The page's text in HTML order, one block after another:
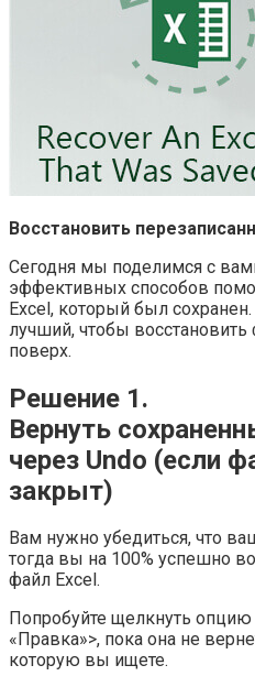
Восстановить
Сегодня мы поделимся с
эффективных способов
Excel, который был
лучший, чтобы
поверх.
Решение 1.
Вернуть
через Undo (если
закрыт)
Вам нужно убедиться, что
тогда вы на 100% успешно
файл Excel.
Попробуйте щелкнуть
«Правка»>, пока она не
которую вы ищете.